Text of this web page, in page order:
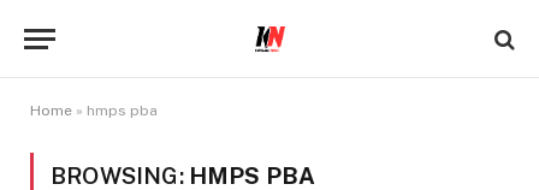
Home » hmps pba
BROWSING: HMPS PBA